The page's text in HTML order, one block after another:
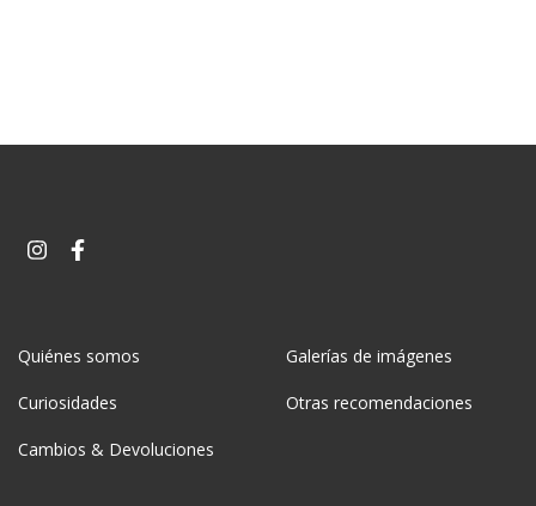
Quiénes somos Galerías de imágenes
Curiosidades Otras recomendaciones
Cambios & Devoluciones